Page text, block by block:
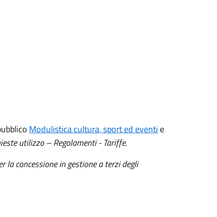
Modulistica cultura, sport ed eventi e
utilizzo – Regolamenti - Tariffe.
la concessione in gestione a terzi degli